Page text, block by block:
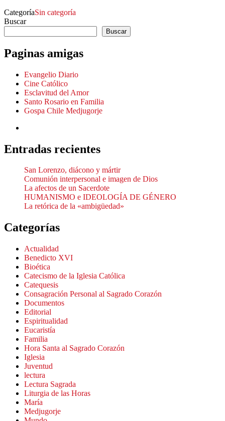
CategoríaSin categoría
Buscar
Buscar
Paginas amigas
Evangelio Diario
Cine Católico
Esclavitud del Amor
Santo Rosario en Familia
Gospa Chile Medjugorje
Entradas recientes
San Lorenzo, diácono y mártir
Comunión interpersonal e imagen de Dios
La afectos de un Sacerdote
HUMANISMO e IDEOLOGÍA DE GÉNERO
La retórica de la «ambigüedad»
Categorías
Actualidad
Benedicto XVI
Bioética
Catecismo de la Iglesia Católica
Catequesis
Consagración Personal al Sagrado Corazón
Documentos
Editorial
Espiritualidad
Eucaristía
Familia
Hora Santa al Sagrado Corazón
Iglesia
Juventud
lectura
Lectura Sagrada
Liturgia de las Horas
María
Medjugorje